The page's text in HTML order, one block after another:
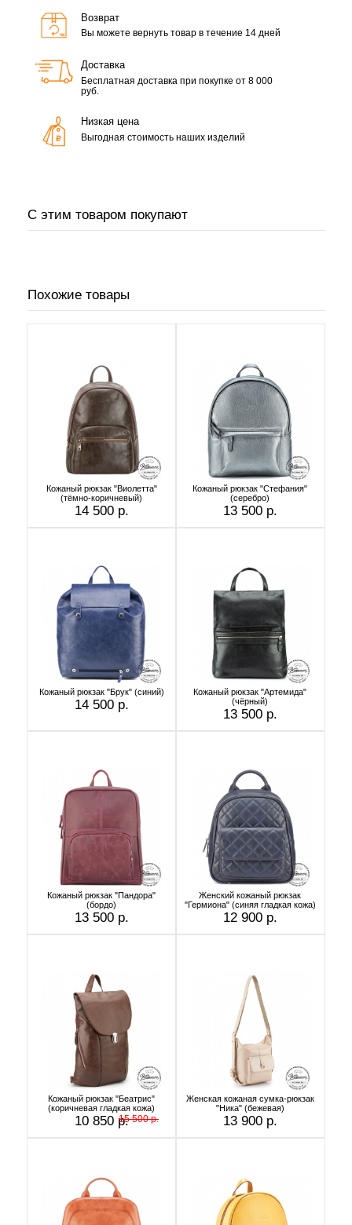
Возврат
Вы можете вернуть товар в течение 14 дней
Доставка
Бесплатная доставка при покупке от 8 000
руб.
Низкая цена
Выгодная стоимость наших изделий
С этим товаром покупают
Похожие товары
Кожаный рюкзак "Виолетта"
(тёмно-коричневый)
14 500 р.
Кожаный рюкзак "Стефания"
(серебро)
13 500 р.
Кожаный рюкзак "Брук" (синий)
14 500 р.
Кожаный рюкзак "Артемида"
(чёрный)
13 500 р.
Кожаный рюкзак "Пандора"
(бордо)
13 500 р.
Женский кожаный рюкзак
"Гермиона" (синяя гладкая кожа)
12 900 р.
Кожаный рюкзак "Беатрис"
(коричневая гладкая кожа)
10 850 р.15 500 р.
Женская кожаная сумка-рюкзак
"Ника" (бежевая)
13 900 р.